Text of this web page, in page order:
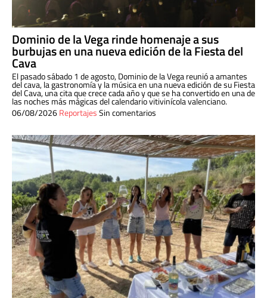
Dominio de la Vega rinde homenaje a sus
burbujas en una nueva edición de la Fiesta del
Cava
El pasado sábado 1 de agosto, Dominio de la Vega reunió a amantes
del cava, la gastronomía y la música en una nueva edición de su Fiesta
del Cava, una cita que crece cada año y que se ha convertido en una de
las noches más mágicas del calendario vitivinícola valenciano.
06/08/2026ReportajesSin comentarios